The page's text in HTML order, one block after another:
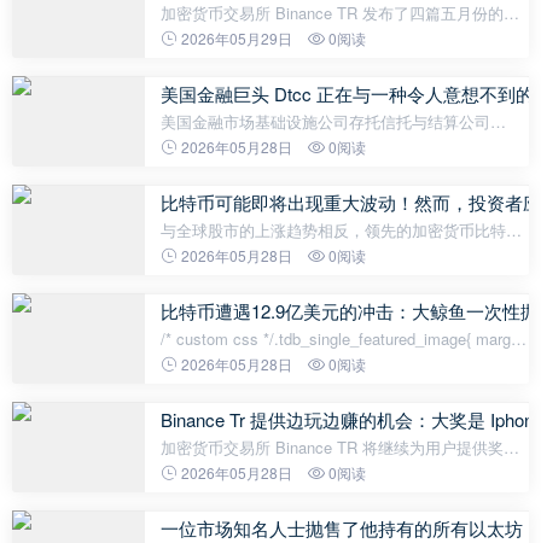
加密货币交易所 Binance TR 发布了四篇五月份的独
家内容，作为其社区内容创作活动的一部分。想要赢
有机会通过在 X（Twitter）上创
2026年05月29日 0阅读
美国金融巨头 Dtcc 正在与一种令人意想不到的
美国金融市场基础设施公司存托信托与结算公司
(DTCC) 和 Stellar 发展基金会 (SDF) 宣布了一项新计
链上进行代币化。根据公
2026年05月28日 0阅读
比特币可能即将出现重大波动！然而，投资者
与全球股市的上涨趋势相反，领先的加密货币比特币
（BTC）走弱，跌至75,000美元关口。其他主要山寨
（SOL）在同一时期也出现下跌。投资者们都在猜测
比特
2026年05月28日 0阅读
比特币遭遇12.9亿美元的冲击：大鲸鱼一次性
/* custom css */.tdb_single_featured_image{ margin-
bottom: 26px; }.tdb_single_featured_image.tdb-sfi-
2026年05月28日 0阅读
Binance Tr 提供边玩边赚的机会：大奖是
加密货币交易所 Binance TR 将继续为用户提供奖励
和娱乐。作为最新活动的一部分，加密货币用户有机
Kebab 竞赛来赚取积分，并
2026年05月28日 0阅读
一位市场知名人士抛售了他持有的所有以太坊